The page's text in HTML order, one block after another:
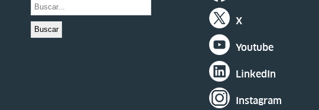
Buscar
X
Youtube
LinkedIn
Instagram